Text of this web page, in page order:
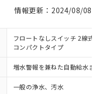
情報更新：2024/08/08
フロートなしスイッチ 2線式用
コンパクトタイプ
増水警報を兼ねた自動給水ま
一般の浄水、汚水